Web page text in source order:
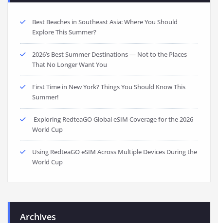
Best Beaches in Southeast Asia: Where You Should
Explore This Summer?
2026’s Best Summer Destinations — Not to the Places
That No Longer Want You
First Time in New York? Things You Should Know This
Summer!
Exploring RedteaGO Global eSIM Coverage for the 2026
World Cup
Using RedteaGO eSIM Across Multiple Devices During the
World Cup
Archives